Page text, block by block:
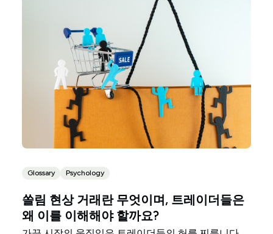
Glossary Psychology
쏠림 현상 거래란 무엇이며, 트레이더들은
왜 이를 이해해야 할까요?